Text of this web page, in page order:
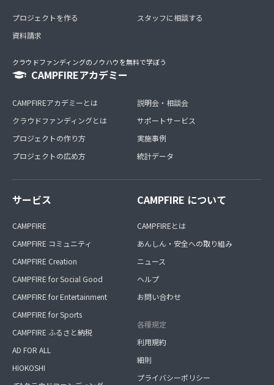
プロジェクトを作る
資料請求
スタッフに相談する
クラウドファンディングのノウハウを無料で学ぼう
CAMPFIREアカデミー
CAMPFIREアカデミーとは
クラウドファンディングとは
プロジェクトの作り方
プロジェクトの広め方
説明会・相談会
サポートサービス
実施事例
統計データ
サービス
CAMPFIRE
CAMPFIRE コミュニティ
CAMPFIRE Creation
CAMPFIRE for Social Good
CAMPFIRE for Entertainment
CAMPFIRE for Sports
CAMPFIRE ふるさと納税
AD FOR ALL
HIOKOSHI
CAMPFIRE について
CAMPFIREとは
あんしん・安全への取り組み
ニュース
ヘルプ
お問い合わせ
各種規定
利用規約
細則
プライバシーポリシー